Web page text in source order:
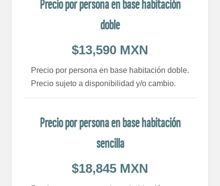
Precio por persona en base habitación
doble
$13,590 MXN
Precio por persona en base habitación doble.
Precio sujeto a disponibilidad y/o cambio.
Precio por persona en base habitación
sencilla
$18,845 MXN